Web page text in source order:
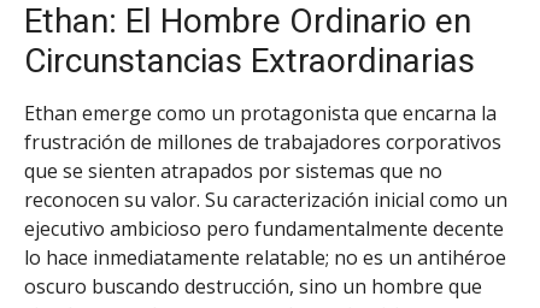
Ethan: El Hombre Ordinario en
Circunstancias Extraordinarias
Ethan emerge como un protagonista que encarna la
frustración de millones de trabajadores corporativos
que se sienten atrapados por sistemas que no
reconocen su valor. Su caracterización inicial como un
ejecutivo ambicioso pero fundamentalmente decente
lo hace inmediatamente relatable; no es un antihéroe
oscuro buscando destrucción, sino un hombre que